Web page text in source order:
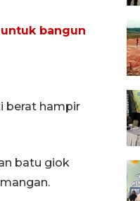
untuk bangun
berat hampir
batu giok